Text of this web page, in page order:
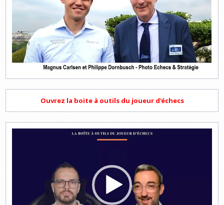
Ouvrez la boite à outils du joueur d'échecs